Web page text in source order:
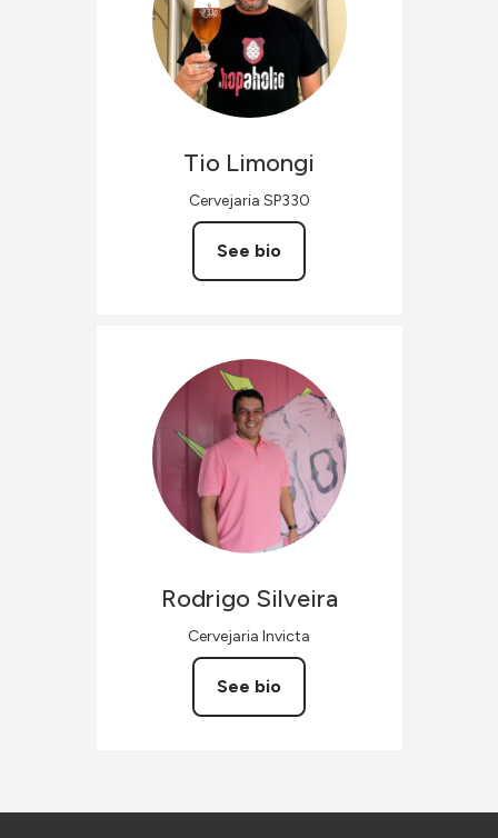
Tio Limongi
Cervejaria SP330
See bio
Rodrigo Silveira
Cervejaria Invicta
See bio